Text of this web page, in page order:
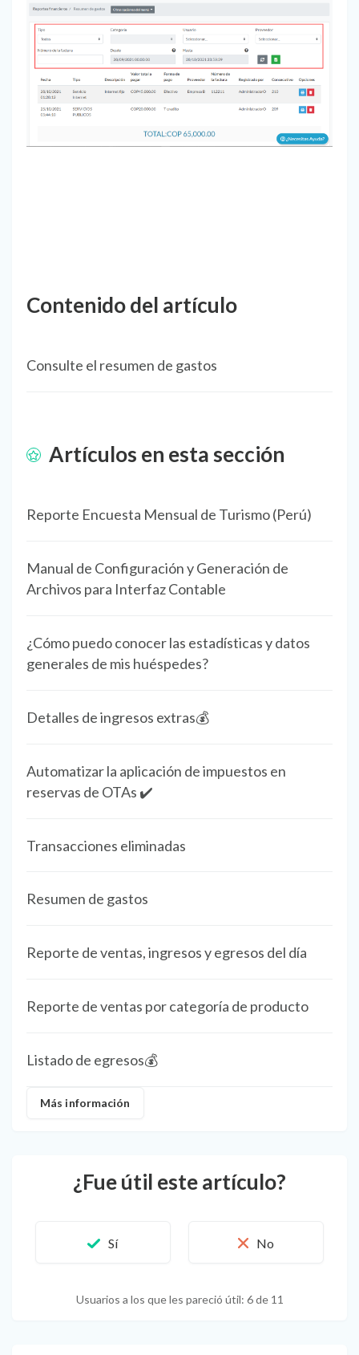
Contenido del artículo
Consulte el resumen de gastos
Artículos en esta sección
Reporte Encuesta Mensual de Turismo (Perú)
Manual de Configuración y Generación de
Archivos para Interfaz Contable
¿Cómo puedo conocer las estadísticas y datos
generales de mis huéspedes?
Detalles de ingresos extras💰
Automatizar la aplicación de impuestos en
reservas de OTAs ✔️
Transacciones eliminadas
Resumen de gastos
Reporte de ventas, ingresos y egresos del día
Reporte de ventas por categoría de producto
Listado de egresos💰
Más información
¿Fue útil este artículo?
Usuarios a los que les pareció útil: 6 de 11